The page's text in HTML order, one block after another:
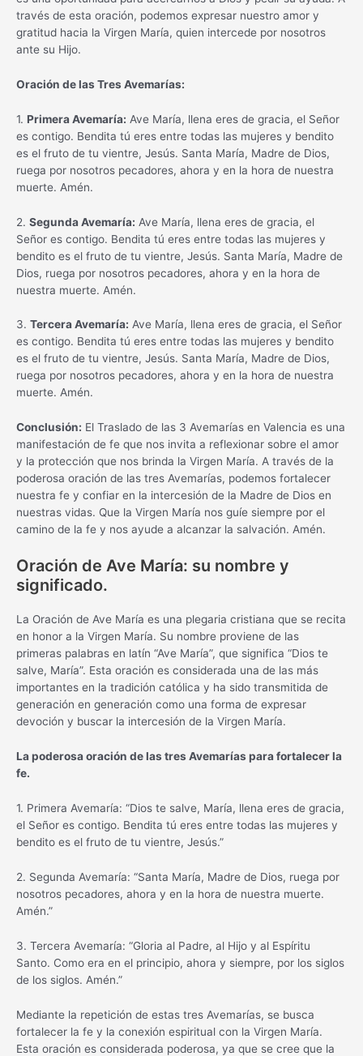
través de esta oración, podemos expresar nuestro amor y
gratitud hacia la Virgen María, quien intercede por nosotros
ante su Hijo.
Oración de las Tres Avemarías:
1. Primera Avemaría: Ave María, llena eres de gracia, el Señor
es contigo. Bendita tú eres entre todas las mujeres y bendito
es el fruto de tu vientre, Jesús. Santa María, Madre de Dios,
ruega por nosotros pecadores, ahora y en la hora de nuestra
muerte. Amén.
2. Segunda Avemaría: Ave María, llena eres de gracia, el
Señor es contigo. Bendita tú eres entre todas las mujeres y
bendito es el fruto de tu vientre, Jesús. Santa María, Madre de
Dios, ruega por nosotros pecadores, ahora y en la hora de
nuestra muerte. Amén.
3. Tercera Avemaría: Ave María, llena eres de gracia, el Señor
es contigo. Bendita tú eres entre todas las mujeres y bendito
es el fruto de tu vientre, Jesús. Santa María, Madre de Dios,
ruega por nosotros pecadores, ahora y en la hora de nuestra
muerte. Amén.
Conclusión: El Traslado de las 3 Avemarías en Valencia es una
manifestación de fe que nos invita a reflexionar sobre el amor
y la protección que nos brinda la Virgen María. A través de la
poderosa oración de las tres Avemarías, podemos fortalecer
nuestra fe y confiar en la intercesión de la Madre de Dios en
nuestras vidas. Que la Virgen María nos guíe siempre por el
camino de la fe y nos ayude a alcanzar la salvación. Amén.
Oración de Ave María: su nombre y
significado.
La Oración de Ave María es una plegaria cristiana que se recita
en honor a la Virgen María. Su nombre proviene de las
primeras palabras en latín “Ave María”, que significa “Dios te
salve, María”. Esta oración es considerada una de las más
importantes en la tradición católica y ha sido transmitida de
generación en generación como una forma de expresar
devoción y buscar la intercesión de la Virgen María.
La poderosa oración de las tres Avemarías para fortalecer la
fe.
1. Primera Avemaría: “Dios te salve, María, llena eres de gracia,
el Señor es contigo. Bendita tú eres entre todas las mujeres y
bendito es el fruto de tu vientre, Jesús.”
2. Segunda Avemaría: “Santa María, Madre de Dios, ruega por
nosotros pecadores, ahora y en la hora de nuestra muerte.
Amén.”
3. Tercera Avemaría: “Gloria al Padre, al Hijo y al Espíritu
Santo. Como era en el principio, ahora y siempre, por los siglos
de los siglos. Amén.”
Mediante la repetición de estas tres Avemarías, se busca
fortalecer la fe y la conexión espiritual con la Virgen María.
Esta oración es considerada poderosa, ya que se cree que la